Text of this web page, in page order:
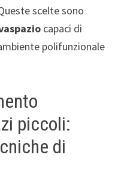
scelte sono
capaci di
polifunzionale
piccoli:
di